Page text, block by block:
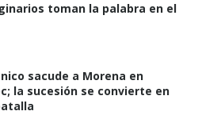
toman la palabra en el
sacude a Morena en
la sucesión se convierte en